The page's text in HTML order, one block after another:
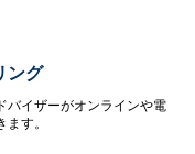
ング
バイザーがオンラインや電
す。